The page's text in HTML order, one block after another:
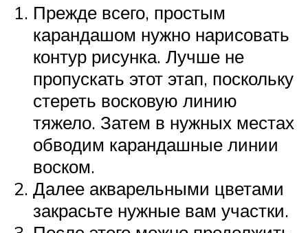
Прежде всего, простым
карандашом нужно нарисовать
контур рисунка. Лучше не
пропускать этот этап, поскольку
стереть восковую линию
тяжело. Затем в нужных местах
обводим карандашные линии
воском.
Далее акварельными цветами
закрасьте нужные вам участки.